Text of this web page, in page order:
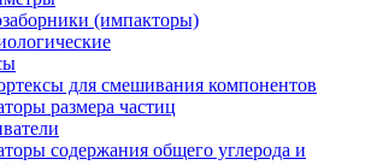
(импакторы)
для смешивания компонентов
размера частиц
содержания общего углерода и